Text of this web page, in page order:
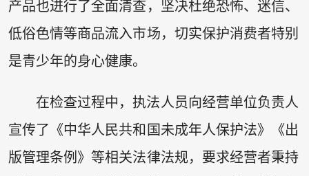
产品也进行了全面清查，坚决杜绝恐怖、迷信、
低俗色情等商品流入市场，切实保护消费者特别
是青少年的身心健康。
在检查过程中，执法人员向经营单位负责人
宣传了《中华人民共和国未成年人保护法》《出
版管理条例》等相关法律法规，要求经营者秉持